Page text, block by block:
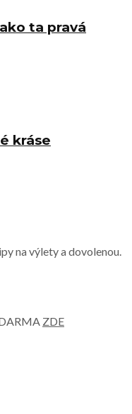
ta pravá
kráse
na výlety a dovolenou.
ZDE